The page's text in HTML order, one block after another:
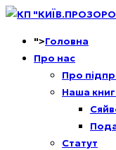
">Головна
Про нас
Про
Наша
Статут